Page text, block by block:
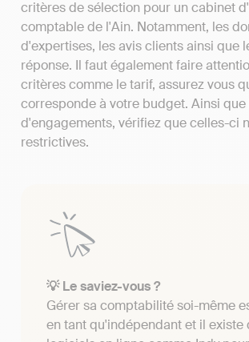
critères de sélection pour un cabinet
comptable de l'Ain. Notamment, les
d'expertises, les avis clients ainsi que
réponse. Il faut également faire
critères comme le tarif, assurez vous
corresponde à votre budget. Ainsi
d'engagements, vérifiez que celles-ci
restrictives.
💡 Le saviez-vous ?
Gérer sa comptabilité soi-même
en tant qu'indépendant et il existe